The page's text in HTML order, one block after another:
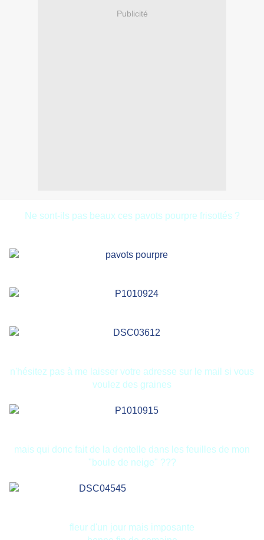
Publicité
Ne sont-ils pas beaux ces pavots pourpre frisottés ?
n'hésitez pas à me laisser votre adresse sur le mail si vous
voulez des graines
mais qui donc fait de la dentelle dans les feuilles de mon
"boule de neige" ???
fleur d'un jour mais imposante